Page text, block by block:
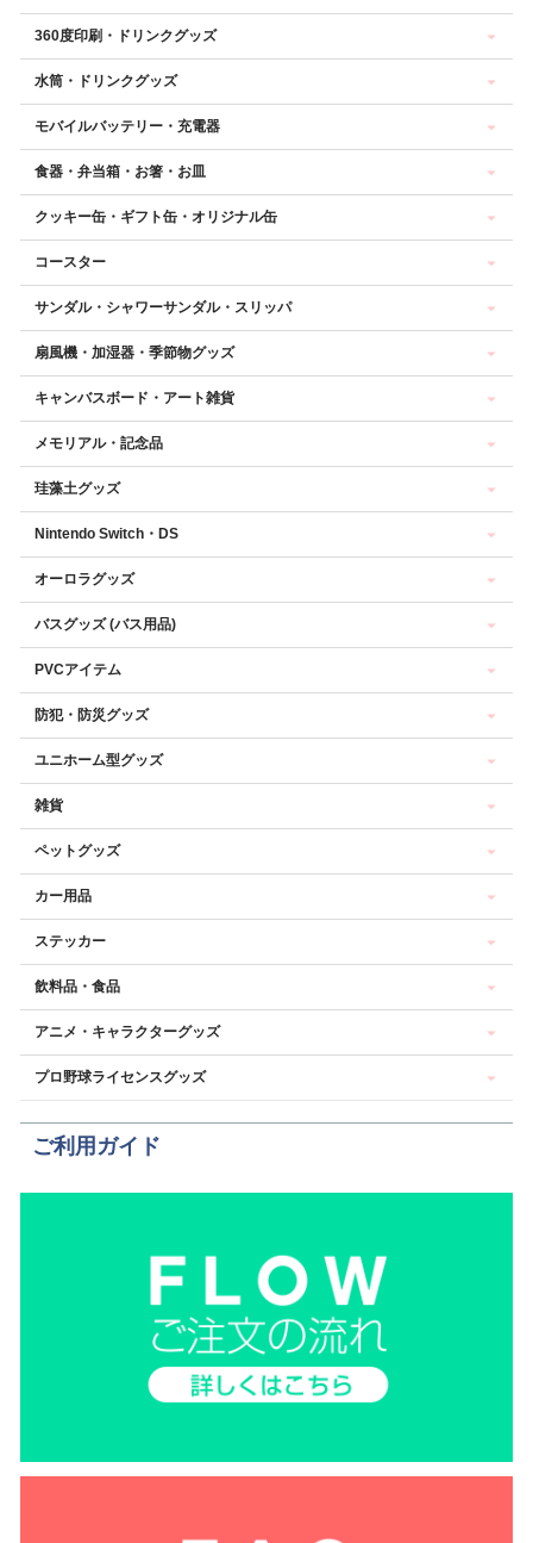
360度印刷・ドリンクグッズ
水筒・ドリンクグッズ
モバイルバッテリー・充電器
食器・弁当箱・お箸・お皿
クッキー缶・ギフト缶・オリジナル缶
コースター
サンダル・シャワーサンダル・スリッパ
扇風機・加湿器・季節物グッズ
キャンバスボード・アート雑貨
メモリアル・記念品
珪藻土グッズ
Nintendo Switch・DS
オーロラグッズ
バスグッズ (バス用品)
PVCアイテム
防犯・防災グッズ
ユニホーム型グッズ
雑貨
ペットグッズ
カー用品
ステッカー
飲料品・食品
アニメ・キャラクターグッズ
プロ野球ライセンスグッズ
ご利用ガイド